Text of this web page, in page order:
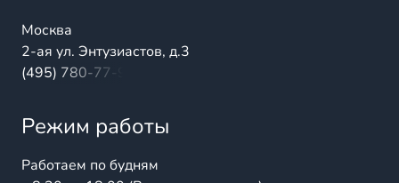
Москва
2-ая ул. Энтузиастов, д.3
(495) 780-77-98
Режим работы
Работаем по будням